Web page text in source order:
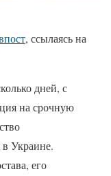
, ссылаясь на
дней, с
на срочную
Украине.
его